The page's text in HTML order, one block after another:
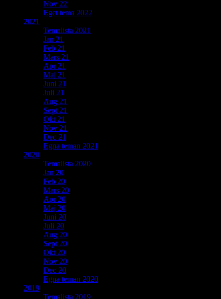
Nov 22
Eget tema 2022
2021
Temalista 2021
Jan 21
Feb 21
Mars 21
Apr 21
Maj 21
Juni 21
Juli 21
Aug 21
Sept 21
Okt 21
Nov 21
Dec 21
Egna teman 2021
2020
Temalista 2020
Jan 20
Feb 20
Mars 20
Apr 20
Maj 20
Juni 20
Juli 20
Aug 20
Sept 20
Okt 20
Nov 20
Dec 20
Egna teman 2020
2019
Temalista 2019